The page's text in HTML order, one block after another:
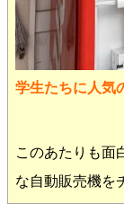
学生たちに人気
このあたりも面
な自動販売機を